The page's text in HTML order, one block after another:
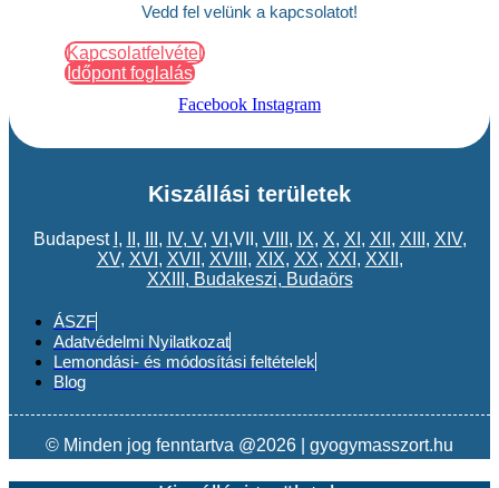
Vedd fel velünk a kapcsolatot!
Kapcsolatfelvétel
Időpont foglalás
Facebook Instagram
Kiszállási területek
Budapest , , , IV, V, VI ,VII, VIII , IX, X, XI , XII , XIII , XIV,
XV, XVI , XVII , XVIII , XIX, XX, XXI , XXII ,
XXIII , Budakeszi, Budaörs
ÁSZF
Adatvédelmi Nyilatkozat
Lemondási- és módosítási feltételek
Blog
© Minden jog fenntartva @2026 | gyogymasszort.hu